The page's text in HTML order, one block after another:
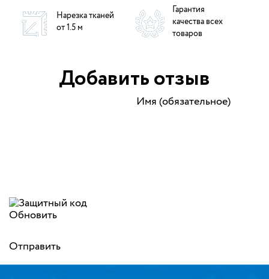
Нарезка тканей
от 1.5 м
Гарантия
качества всех
товаров
Добавить отзыв
Имя (обязательное)
Обновить
Отправить